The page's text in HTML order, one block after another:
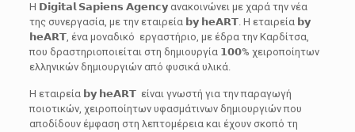
Η 𝗗𝗶𝗴𝗶𝘁𝗮𝗹 𝗦𝗮𝗽𝗶𝗲𝗻𝘀 𝗔𝗴𝗲𝗻𝗰𝘆 ανακοινώνει με χαρά την νέα
της συνεργασία, με την εταιρεία 𝗯𝘆 𝗵𝗲𝗔𝗥𝗧. Η εταιρεία 𝗯𝘆
𝗵𝗲𝗔𝗥𝗧, ένα μοναδικό εργαστήριο, με έδρα την Καρδίτσα,
που δραστηριοποιείται στη δημιουργία 𝟭𝟬𝟬% χειροποίητων
ελληνικών δημιουργιών από φυσικά υλικά.
Η εταιρεία 𝗯𝘆 𝗵𝗲𝗔𝗥𝗧 είναι γνωστή για την παραγωγή
ποιοτικών, χειροποίητων υφασμάτινων δημιουργιών που
αποδίδουν έμφαση στη λεπτομέρεια και έχουν σκοπό τη